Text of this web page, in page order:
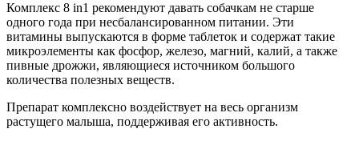
Комплекс 8 in1 рекомендуют давать собачкам не старше
одного года при несбалансированном питании. Эти
витамины выпускаются в форме таблеток и содержат такие
микроэлементы как фосфор, железо, магний, калий, а также
пивные дрожжи, являющиеся источником большого
количества полезных веществ.
Препарат комплексно воздействует на весь организм
растущего малыша, поддерживая его активность.